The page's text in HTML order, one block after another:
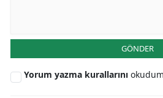
GÖNDER
Yorum yazma kurallarını